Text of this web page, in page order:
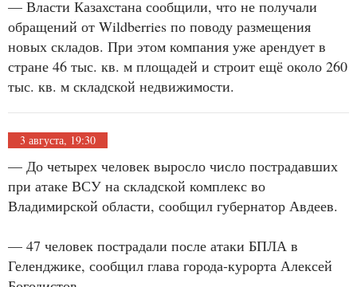
— Власти Казахстана сообщили, что не получали
обращений от Wildberries по поводу размещения
новых складов. При этом компания уже арендует в
стране 46 тыс. кв. м площадей и строит ещё около 260
тыс. кв. м складской недвижимости.
3 августа, 19:30
— До четырех человек выросло число пострадавших
при атаке ВСУ на складской комплекс во
Владимирской области, сообщил губернатор Авдеев.
— 47 человек пострадали после атаки БПЛА в
Геленджике, сообщил глава города-курорта Алексей